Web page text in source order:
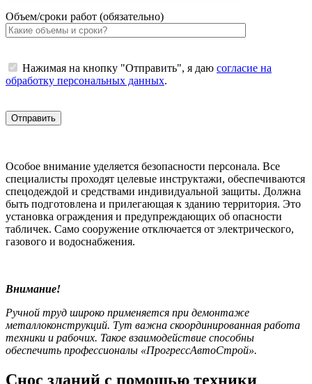
Объем/сроки работ (обязательно)
Нажимая на кнопку "Отправить", я даю согласие на
обработку персональных данных.
Особое внимание уделяется безопасности персонала. Все
специалисты проходят целевые инструктажи, обеспечиваются
спецодеждой и средствами индивидуальной защиты. Должна
быть подготовлена и прилегающая к зданию территория. Это
установка ограждения и предупреждающих об опасности
табличек. Само сооружение отключается от электрического,
газового и водоснабжения.
Внимание!
Ручной труд широко применяется при демонтаже
металлоконструкций. Тут важна скоординированная работа
техники и рабочих. Такое взаимодействие способны
обеспечить профессионалы «ПрогрессАвтоСтрой».
Снос зданий с помощью техники